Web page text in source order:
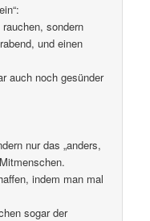
sondern
und einen
auch noch gesünder
nur das „anders,
indem man mal
sogar der